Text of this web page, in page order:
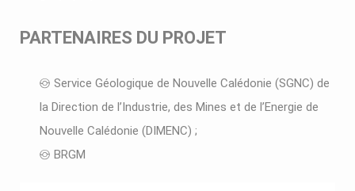
PARTENAIRES DU PROJET
Service Géologique de Nouvelle Calédonie (SGNC) de
la Direction de l’Industrie, des Mines et de l’Energie de
Nouvelle Calédonie (DIMENC) ;
BRGM